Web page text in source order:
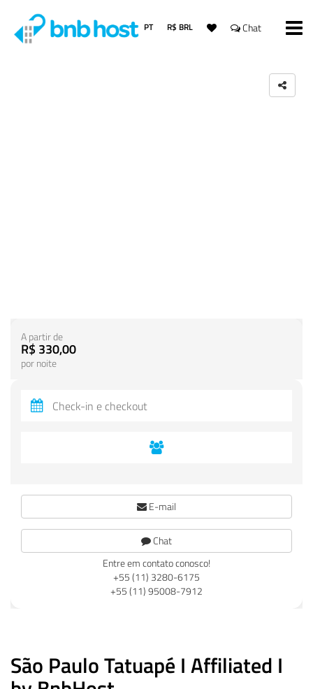
PT R$ BRL Chat
São Paulo Tatuapé I Affiliated I
A partir de
R$ 330,00
por noite
E-mail
Chat
Entre em contato conosco!
+55 (11) 3280-6175
+55 (11) 95008-7912